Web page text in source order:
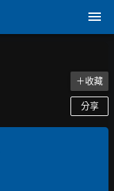
＋收藏
分享